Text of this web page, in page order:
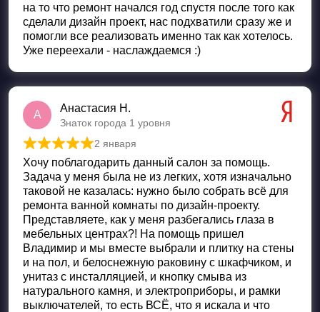
на то что ремонт начался год спустя после того как
сделали дизайн проект, нас подхватили сразу же и
помогли все реализовать именно так как хотелось.
Уже переехали - наслаждаемся :)
А
Анастасия Н.
Знаток города 1 уровня
Оценка 5из 5
2 января
Хочу поблагодарить данный салон за помощь.
Задача у меня была не из легких, хотя изначально
таковой не казалась: нужно было собрать всё для
ремонта ванной комнаты по дизайн-проекту.
Представляете, как у меня разбегались глаза в
мебельных центрах?! На помощь пришел
Владимир и мы вместе выбрали и плитку на стены
и на пол, и белоснежную раковину с шкафчиком, и
унитаз с инсталляцией, и кнопку смыва из
натурального камня, и электроприборы, и рамки
выключателей, то есть ВСЁ, что я искала и что